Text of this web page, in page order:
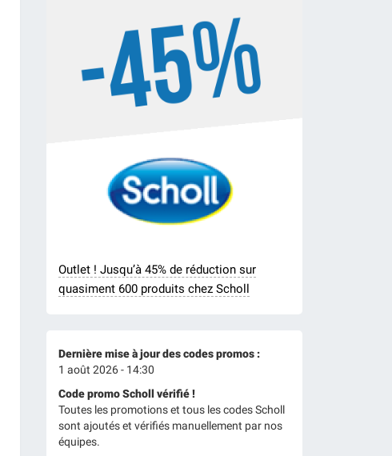
Outlet ! Jusqu’à 45% de réduction sur
quasiment 600 produits chez Scholl
Dernière mise à jour des codes promos :
1 août 2026 - 14:30
Code promo Scholl vérifié !
Toutes les promotions et tous les codes Scholl
sont ajoutés et vérifiés manuellement par nos
équipes.